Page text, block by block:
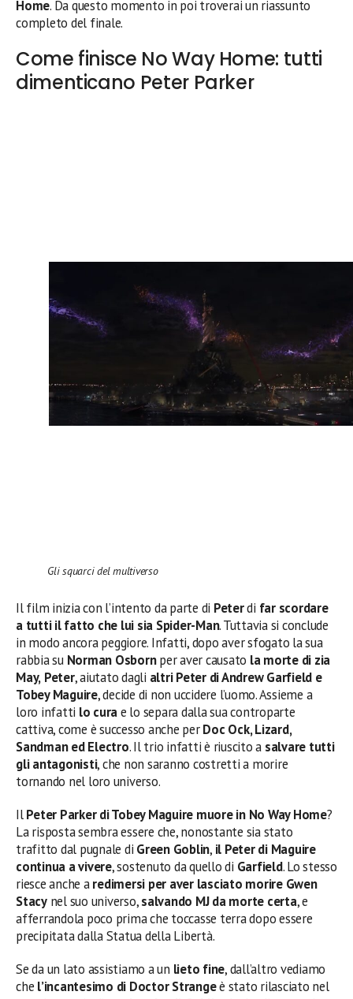
Home. Da questo momento in poi troverai un riassunto
completo del finale.
Come finisce No Way Home: tutti
dimenticano Peter Parker
Gli squarci del multiverso
Il film inizia con l’intento da parte di Peterdi far scordare
a tutti il fatto che lui sia Spider-Man. Tuttavia si conclude
in modo ancora peggiore. Infatti, dopo aver sfogato la sua
rabbia su Norman Osbornper aver causato la morte di zia
May, Peter, aiutato dagli altri Peter di Andrew Garfield e
Tobey Maguire, decide di non uccidere l’uomo. Assieme a
loro infatti lo curae lo separa dalla sua controparte
cattiva, come è successo anche perDoc Ock, Lizard,
Sandman ed Electro. Il trio infatti è riuscito a salvare tutti
gli antagonisti, che non saranno costretti a morire
tornando nel loro universo.
IlPeter Parker di Tobey Maguire muore in No Way Home?
La risposta sembra essere che, nonostante sia stato
trafitto dal pugnale di Green Goblin, il Peter di Maguire
continua a vivere, sostenuto da quello di Garfield. Lo stesso
riesce anche aredimersi per aver lasciato morire Gwen
Stacynel suo universo,salvando MJ da morte certa, e
afferrandola poco prima che toccasse terra dopo essere
precipitata dalla Statua della Libertà.
Se da un lato assistiamo a un lieto fine, dall’altro vediamo
che l’incantesimo di Doctor Strangeè stato rilasciato nel